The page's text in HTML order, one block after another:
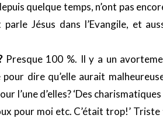
quelque temps, n’ont pas
Jésus dans l’Evangile, et
Presque 100 %. Il y a un
dire qu’elle aurait
l’une d’elles? ‘Des
pour moi etc. C’était trop!’